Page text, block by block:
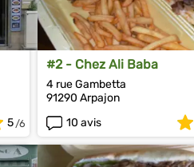
5
#2 - Chez Ali Baba
4 rue Gambetta
91290 Arpajon
10 avis